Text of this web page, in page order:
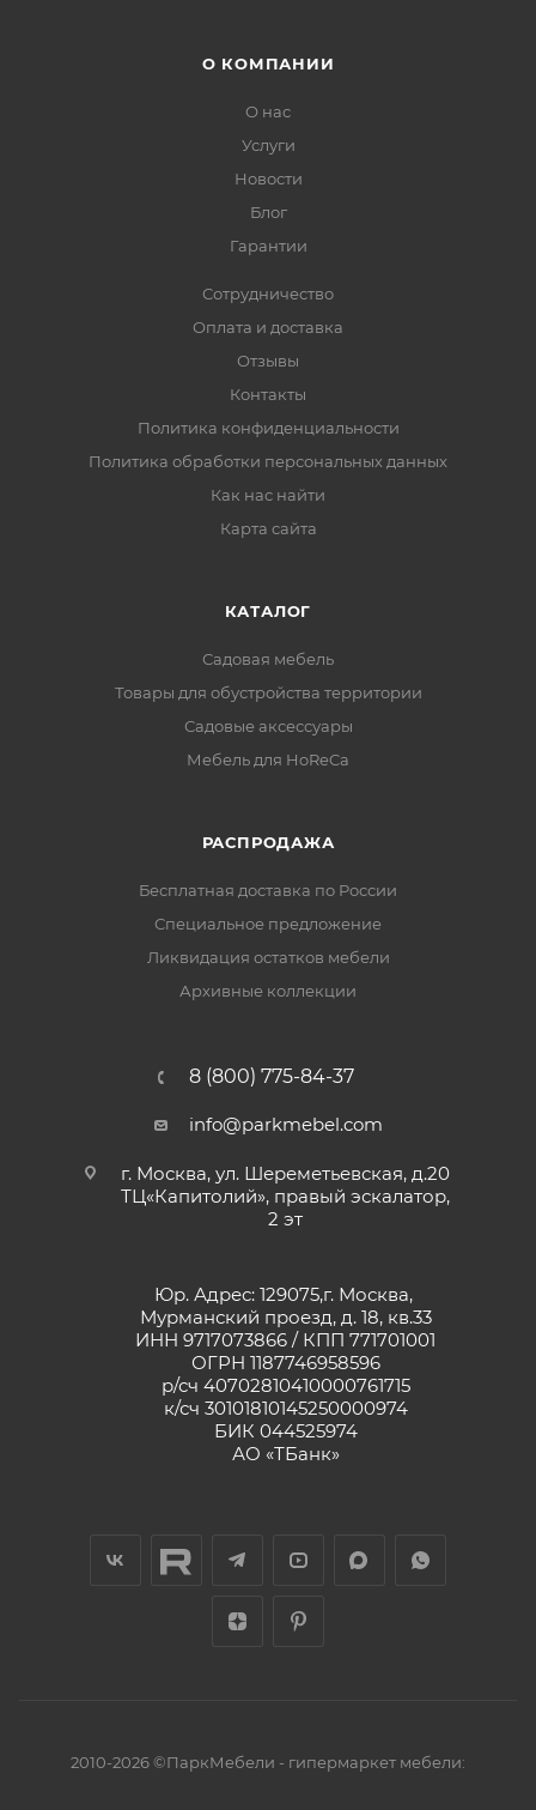
О КОМПАНИИ
О нас
Услуги
Новости
Блог
Гарантии
Сотрудничество
Оплата и доставка
Отзывы
Контакты
Политика конфиденциальности
Политика обработки персональных данных
Как нас найти
Карта сайта
КАТАЛОГ
Садовая мебель
Товары для обустройства территории
Садовые аксессуары
Мебель для HoReCa
РАСПРОДАЖА
Бесплатная доставка по России
Специальное предложение
Ликвидация остатков мебели
Архивные коллекции
8 (800) 775-84-37
info@parkmebel.com
г. Москва, ул. Шереметьевская, д.20
ТЦ«Капитолий», правый эскалатор,
2 эт
Юр. Адрес: 129075,г. Москва,
Мурманский проезд, д. 18, кв.33
ИНН 9717073866 / КПП 771701001
ОГРН 1187746958596
р/сч 40702810410000761715
к/сч 30101810145250000974
БИК 044525974
АО «ТБанк»
2010-2026 ©ПаркМебели - гипермаркет мебели: